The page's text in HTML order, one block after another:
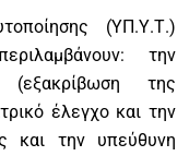
(ΥΠ.Υ.Τ.)
την
(εξακρίβωση της
έλεγχο και την
και την υπεύθυνη